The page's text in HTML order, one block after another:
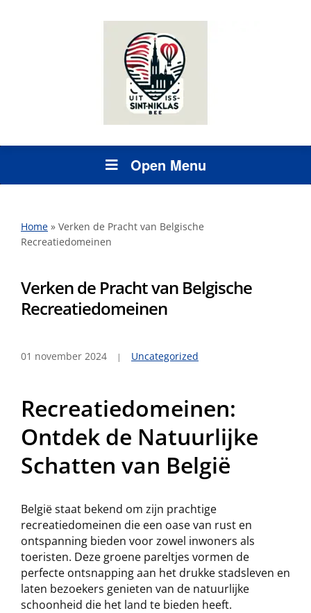
Open Menu
Home » Verken de Pracht van Belgische
Recreatiedomeinen
Verken de Pracht van Belgische
Recreatiedomeinen
01 november 2024 Uncategorized
Recreatiedomeinen:
Ontdek de Natuurlijke
Schatten van België
België staat bekend om zijn prachtige
recreatiedomeinen die een oase van rust en
ontspanning bieden voor zowel inwoners als
toeristen. Deze groene pareltjes vormen de
perfecte ontsnapping aan het drukke stadsleven en
laten bezoekers genieten van de natuurlijke
schoonheid die het land te bieden heeft.